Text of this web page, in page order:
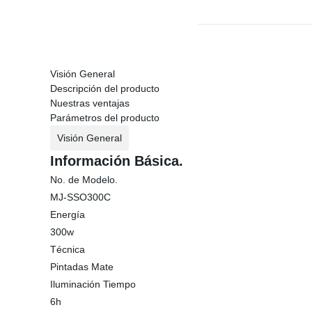
Visión General
Descripción del producto
Nuestras ventajas
Parámetros del producto
Visión General
Información Básica.
No. de Modelo.
MJ-SSO300C
Energía
300w
Técnica
Pintadas Mate
Iluminación Tiempo
6h